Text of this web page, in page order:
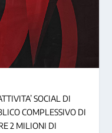
SOCIAL DI
COMPLESSIVO DI
2 MILIONI DI